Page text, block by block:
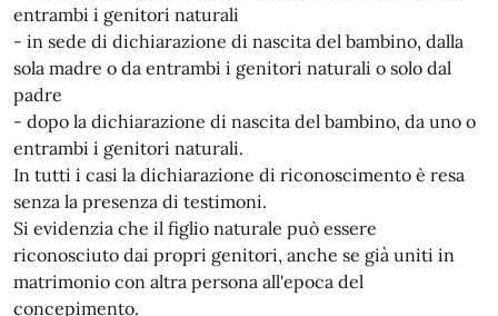
entrambi i genitori naturali
- in sede di dichiarazione di nascita del bambino, dalla
sola madre o da entrambi i genitori naturali o solo dal
padre
- dopo la dichiarazione di nascita del bambino, da uno o
entrambi i genitori naturali.
In tutti i casi la dichiarazione di riconoscimento è resa
senza la presenza di testimoni.
Si evidenzia che il figlio naturale può essere
riconosciuto dai propri genitori, anche se già uniti in
matrimonio con altra persona all'epoca del
concepimento.